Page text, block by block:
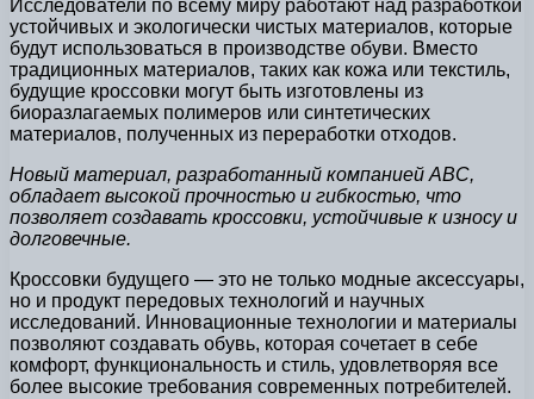
Исследователи по всему миру работают над разработкой
устойчивых и экологически чистых материалов, которые
будут использоваться в производстве обуви. Вместо
традиционных материалов, таких как кожа или текстиль,
будущие кроссовки могут быть изготовлены из
биоразлагаемых полимеров или синтетических
материалов, полученных из переработки отходов.
Новый материал, разработанный компанией ABC,
обладает высокой прочностью и гибкостью, что
позволяет создавать кроссовки, устойчивые к износу и
долговечные.
Кроссовки будущего — это не только модные аксессуары,
но и продукт передовых технологий и научных
исследований. Инновационные технологии и материалы
позволяют создавать обувь, которая сочетает в себе
комфорт, функциональность и стиль, удовлетворяя все
более высокие требования современных потребителей.